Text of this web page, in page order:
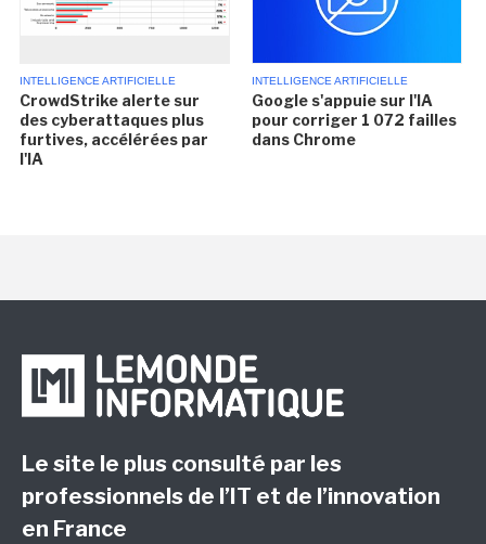
INTELLIGENCE ARTIFICIELLE
CrowdStrike alerte sur
des cyberattaques plus
furtives, accélérées par
l'IA
INTELLIGENCE ARTIFICIELLE
Google s'appuie sur l'IA
pour corriger 1 072 failles
dans Chrome
Le site le plus consulté par les
professionnels de l’IT et de l’innovation
en France